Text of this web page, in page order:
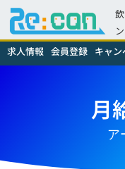
求人情報 会員登録 キャン
月
ア